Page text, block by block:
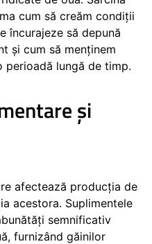
cum să creăm condiții
încurajeze să depună
și cum să menținem
lungă de timp.
și
afectează producția de
acestora. Suplimentele
semnificativ
furnizând găinilor